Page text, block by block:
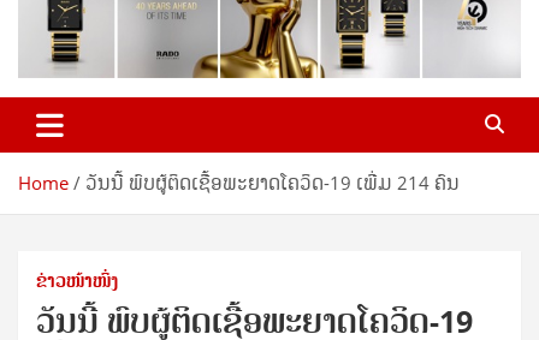
Home ວັນນີ້ ພົບຜູ້ຕິດເຊື້ອພະຍາດໂຄວິດ-19 ເພີ່ມ 214 ຄົນ
ຂ່າວໜ້າໜຶ່ງ
ວັນນີ້ ພົບຜູ້ຕິດເຊື້ອພະຍາດໂຄວິດ-19